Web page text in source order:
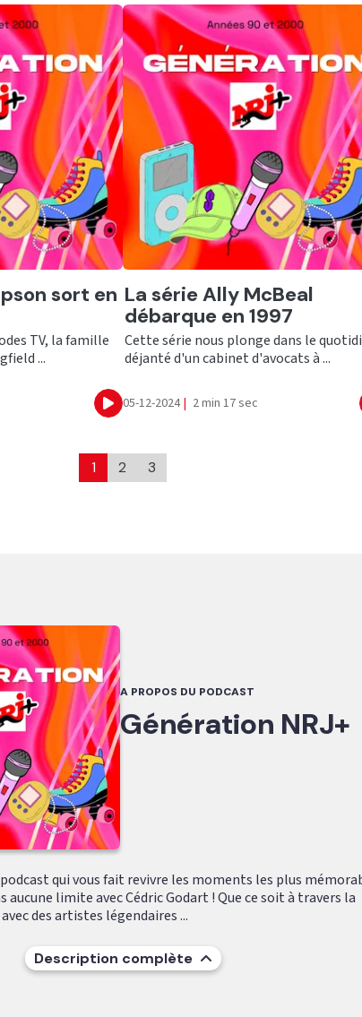
sort en
TV, la famille
...
Ecouter
Ecouter
La série Ally McBeal
débarque en 1997
Cette série nous plonge dans le
déjanté d'un cabinet d'avocats à ...
05-12-2024 | 2 min 17 sec
1 2 3
A PROPOS DU PODCAST
Génération NRJ+
qui vous fait revivre les moments les plus
aucune limite avec Cédric Godart ! Que ce soit à travers la
des artistes légendaires ...
Description complète